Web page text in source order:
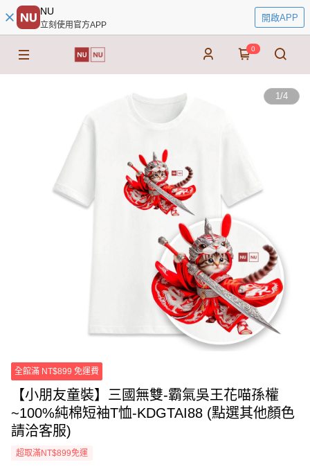
NU
立刻使用官方APP
開啟APP
0
1/4
全館滿 NT$899 免運費
【小朋友童裝】三國無雙-霸氣吳王花喵孫權
~100%純棉短袖T恤-KDGTAI88 (點選其他顏色
請洽客服)
超取滿NT$899免運